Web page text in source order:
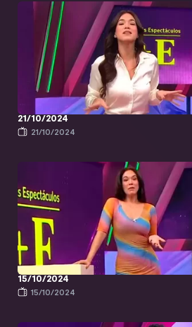
21/10/2024
21/10/2024
15/10/2024
15/10/2024